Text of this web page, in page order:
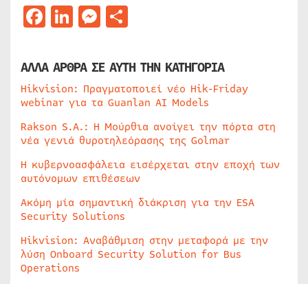
Facebook
LinkedIn
Messenger
ΑΛΛΑ ΑΡΘΡΑ ΣΕ ΑΥΤΗ ΤΗΝ ΚΑΤΗΓΟΡΙΑ
Hikvision: Πραγματοποιεί νέο Hik-Friday
webinar για τα Guanlan AI Models
Rakson S.A.: Η Μούρθια ανοίγει την πόρτα στη
νέα γενιά θυροτηλεόρασης της Golmar
Η κυβερνοασφάλεια εισέρχεται στην εποχή των
αυτόνομων επιθέσεων
Ακόμη μία σημαντική διάκριση για την ESA
Security Solutions
Hikvision: Αναβάθμιση στην μεταφορά με την
λύση Onboard Security Solution for Bus
Operations